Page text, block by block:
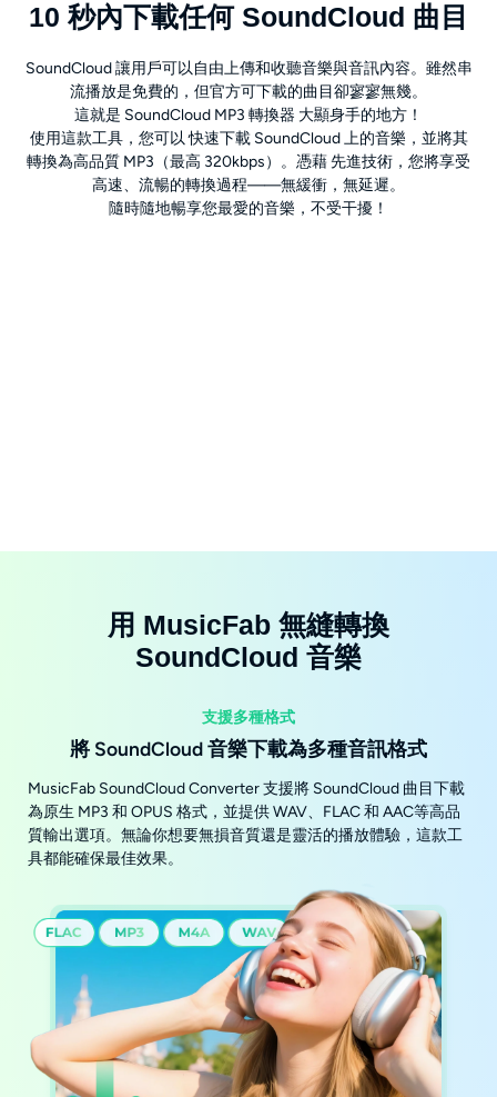
10 秒內下載任何 SoundCloud 曲目
SoundCloud 讓用戶可以自由上傳和收聽音樂與音訊內容。雖然串
流播放是免費的，但官方可下載的曲目卻寥寥無幾。
這就是 SoundCloud MP3 轉換器 大顯身手的地方！
使用這款工具，您可以 快速下載 SoundCloud 上的音樂，並將其
轉換為高品質 MP3（最高 320kbps）。憑藉 先進技術，您將享受
高速、流暢的轉換過程——無緩衝，無延遲。
隨時隨地暢享您最愛的音樂，不受干擾！
用 MusicFab 無縫轉換
SoundCloud 音樂
支援多種格式
將 SoundCloud 音樂下載為多種音訊格式
MusicFab SoundCloud Converter 支援將 SoundCloud 曲目下載
為原生 MP3 和 OPUS 格式，並提供 WAV、FLAC 和 AAC等高品
質輸出選項。無論你想要無損音質還是靈活的播放體驗，這款工
具都能確保最佳效果。